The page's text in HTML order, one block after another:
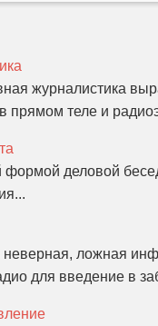
журналистика
прямом теле и
деловой
ложная
для введение в